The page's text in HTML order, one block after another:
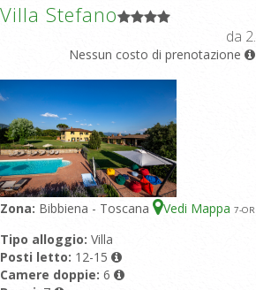
Villa Stefano
da
Nessun costo di prenotazione
Zona: Bibbiena - Toscana Vedi Mappa 7-OR
Tipo alloggio: Villa
Posti letto: 12-15
Camere doppie: 6